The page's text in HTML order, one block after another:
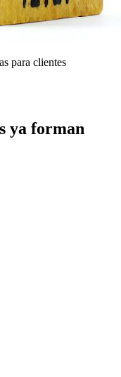
para clientes
ya forman